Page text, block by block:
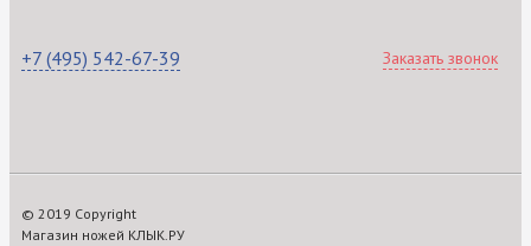
+7 (495) 542-67-39 Заказать звонок
© 2019 Copyright
Магазин ножей КЛЫК.РУ